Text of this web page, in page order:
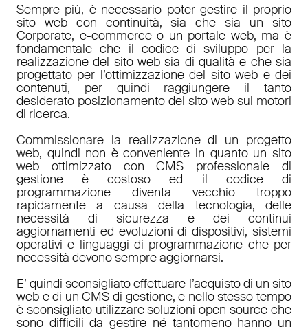
Sempre più, è necessario poter gestire il proprio
sito web con continuità, sia che sia un sito
Corporate, e-commerce o un portale web, ma è
fondamentale che il codice di sviluppo per la
realizzazione del sito web sia di qualità e che sia
progettato per l’ottimizzazione del sito web e dei
contenuti, per quindi raggiungere il tanto
desiderato posizionamento del sito web sui motori
di ricerca.
Commissionare la realizzazione di un progetto
web, quindi non è conveniente in quanto un sito
web ottimizzato con CMS professionale di
gestione è costoso ed il codice di
programmazione diventa vecchio troppo
rapidamente a causa della tecnologia, delle
necessità di sicurezza e dei continui
aggiornamenti ed evoluzioni di dispositivi, sistemi
operativi e linguaggi di programmazione che per
necessità devono sempre aggiornarsi.
E’ quindi sconsigliato effettuare l’acquisto di un sito
web e di un CMS di gestione, e nello stesso tempo
è sconsigliato utilizzare soluzioni open source che
sono difficili da gestire né tantomeno hanno un